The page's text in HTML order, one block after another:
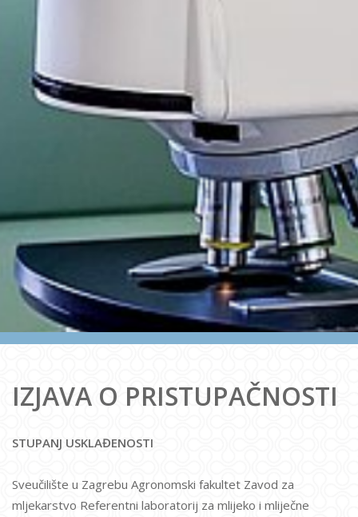
IZJAVA O PRISTUPAČNOSTI
STUPANJ USKLAĐENOSTI
Sveučilište u Zagrebu Agronomski fakultet Zavod za
mljekarstvo Referentni laboratorij za mlijeko i mliječne